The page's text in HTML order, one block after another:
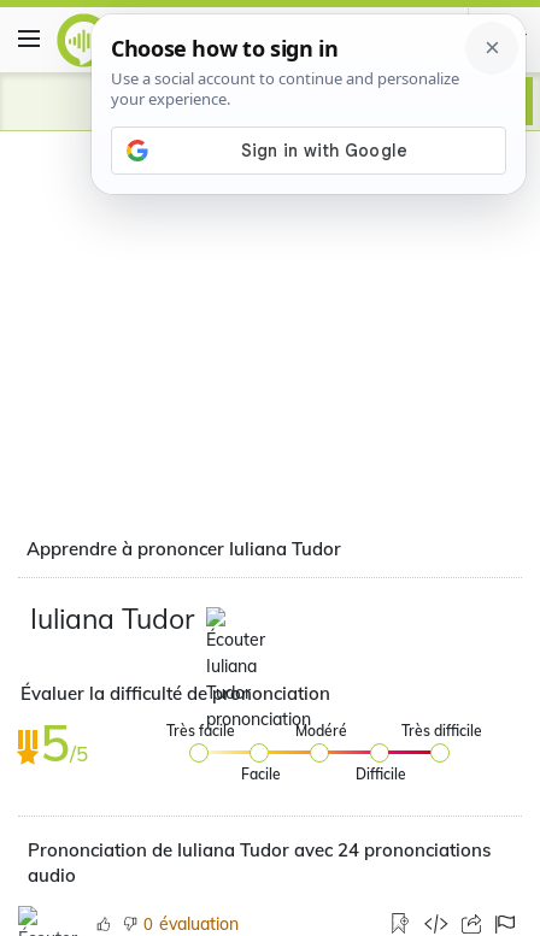
Advertisement
Apprendre à prononcer Iuliana Tudor
Iuliana Tudor
Évaluer la difficulté de prononciation
5/5
Très facile
Facile
Modéré
Difficile
Très difficile
Prononciation de Iuliana Tudor avec 24 prononciations
audio
0 évaluation